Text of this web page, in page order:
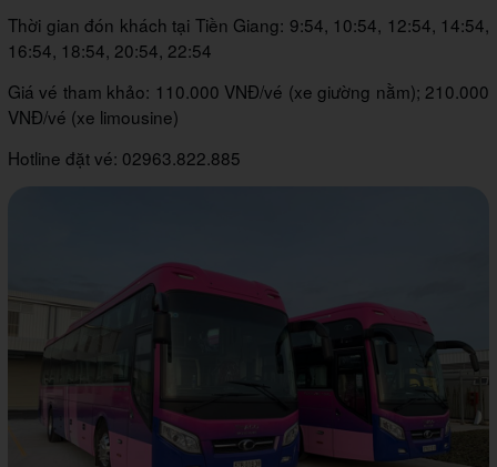
Thời gian đón khách tại Tiền Giang: 9:54, 10:54, 12:54, 14:54,
16:54, 18:54, 20:54, 22:54
Giá vé tham khảo: 110.000 VNĐ/vé (xe giường nằm); 210.000
VNĐ/vé (xe limousine)
Hotline đặt vé: 02963.822.885